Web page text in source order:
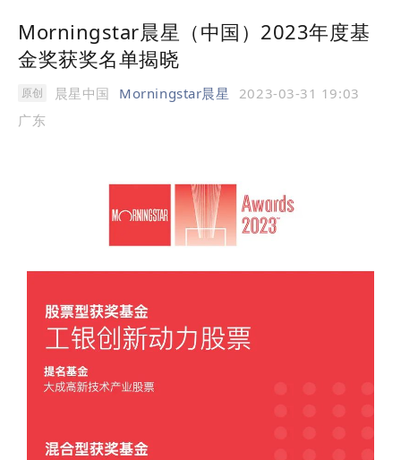
Morningstar晨星（中国）2023年度基
金奖获奖名单揭晓
原创 晨星中国 Morningstar晨星
2023-03-31 19:03
广东